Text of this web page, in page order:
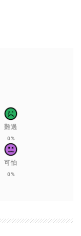
難過
0%
可怕
0%